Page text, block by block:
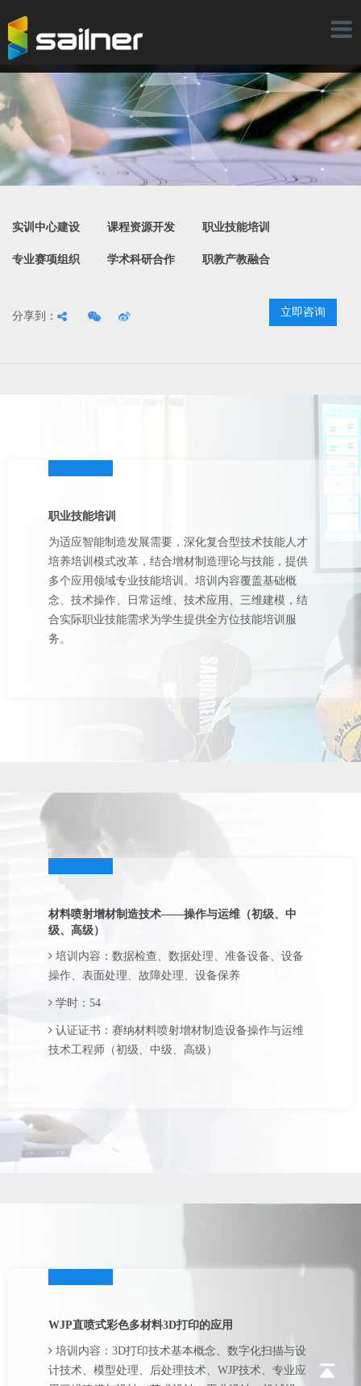
Toggle
实训中心建设 课程资源开发 职业技能培训
专业赛项组织 学术科研合作 职教产教融合
立即咨询
分享到：
职业技能培训
为适应智能制造发展需要，深化复合型技术技能人才
培养培训模式改革，结合增材制造理论与技能，提供
多个应用领域专业技能培训。培训内容覆盖基础概
念、技术操作、日常运维、技术应用、三维建模，结
合实际职业技能需求为学生提供全方位技能培训服
务。
材料喷射增材制造技术——操作与运维（初级、中
级、高级）
培训内容：数据检查、数据处理、准备设备、设备
操作、表面处理、故障处理、设备保养
学时：54
认证证书：赛纳材料喷射增材制造设备操作与运维
技术工程师（初级、中级、高级）
WJP直喷式彩色多材料3D打印的应用
培训内容：3D打印技术基本概念、数字化扫描与设
计技术、模型处理、后处理技术、WJP技术、专业应